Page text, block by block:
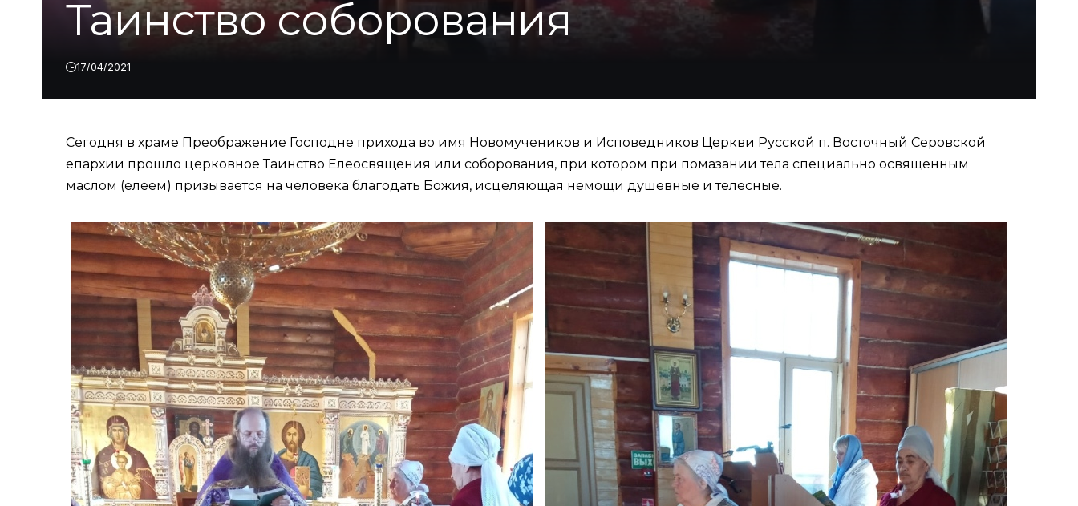
Таинство соборования
17/04/2021
Сегодня в храме Преображение Господне прихода во имя Новомучеников и Исповедников Церкви Русской п. Восточный Серовской
епархии прошло церковное Таинство Елеосвящения или соборования, при котором при помазании тела специально освященным
маслом (елеем) призывается на человека благодать Божия, исцеляющая немощи душевные и телесные.